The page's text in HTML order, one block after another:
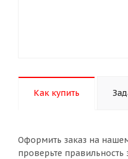
Как купить
Оформить заказ на
проверьте